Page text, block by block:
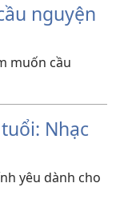
nguyện
muốn cầu
Nhạc
yêu dành cho